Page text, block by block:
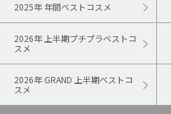
2025年 年間ベストコスメ
2026年 上半期プチプラベストコ
スメ
2026年 GRAND 上半期ベストコ
スメ